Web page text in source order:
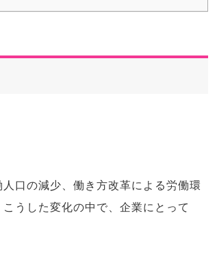
口の減少、働き方改革による労働環
うした変化の中で、企業にとって